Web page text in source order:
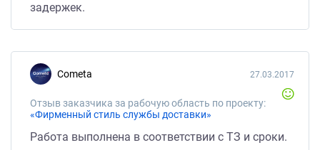
задержек.
Cometa
Отзыв заказчика за рабочую область по проекту:
«Фирменный стиль службы доставки»
27.03.2017
Работа выполнена в соответствии с ТЗ и сроки.